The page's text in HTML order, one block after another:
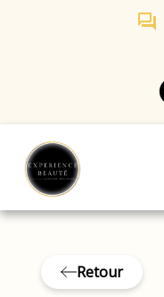
forum
Retour